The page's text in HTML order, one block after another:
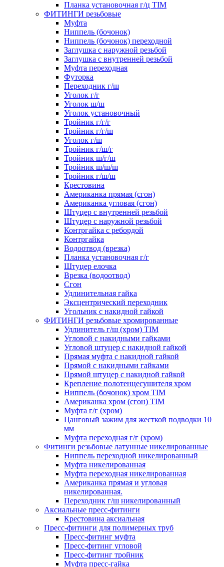
Планка установочная г/ц TIM
ФИТИНГИ резьбовые
Муфта
Ниппель (бочонок)
Ниппель (бочонок) переходной
Заглушка с наружной резьбой
Заглушка с внутренней резьбой
Муфта переходная
Футорка
Переходник г/ш
Уголок г/г
Уголок ш/ш
Уголок установочный
Тройник г/г/г
Тройник г/г/ш
Уголок г/ш
Тройник г/ш/г
Тройник ш/г/ш
Тройник ш/ш/ш
Тройник г/ш/ш
Крестовина
Американка прямая (сгон)
Американка угловая (сгон)
Штуцер с внутренней резьбой
Штуцер с наружной резьбой
Контргайка с ребордой
Контргайка
Водоотвод (врезка)
Планка установочная г/г
Штуцер елочка
Врезка (водоотвод)
Сгон
Удлинительная гайка
Эксцентрический переходник
Угольник с накидной гайкой
ФИТИНГИ резьбовые хромированные
Удлинитель г/ш (хром) TIM
Угловой с накидными гайками
Угловой штуцер с накидной гайкой
Прямая муфта с накидной гайкой
Прямой с накидными гайками
Прямой штуцер с накидной гайкой
Крепление полотенцесушителя хром
Ниппель (бочонок) хром TIM
Американка хром (сгон) TIM
Муфта г/г (хром)
Цанговый зажим для жесткой подводки 10
мм
Муфта переходная г/г (хром)
Фитинги резьбовые латунные никелированные
Ниппель переходной никелированный
Муфта никелированная
Муфта переходная никелированная
Американка прямая и угловая
никелированная.
Переходник г/ш никелированный
Аксиальные пресс-фитинги
Крестовина аксиальная
Пресс-фитинги для полимерных труб
Пресс-фитинг муфта
Пресс-фитинг угловой
Пресс-фитинг тройник
Муфта пресс-гайка